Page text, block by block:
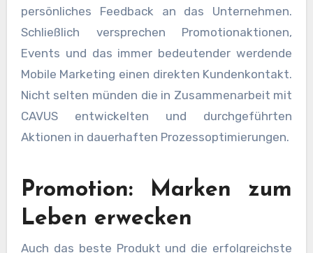
persönliches Feedback an das Unternehmen.
Schließlich versprechen Promotionaktionen,
Events und das immer bedeutender werdende
Mobile Marketing einen direkten Kundenkontakt.
Nicht selten münden die in Zusammenarbeit mit
CAVUS entwickelten und durchgeführten
Aktionen in dauerhaften Prozessoptimierungen.
Promotion: Marken zum
Leben erwecken
Auch das beste Produkt und die erfolgreichste